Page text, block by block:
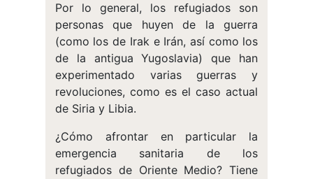
Por lo general, los refugiados son
personas que huyen de la guerra
(como los de Irak e Irán, así como los
de la antigua Yugoslavia) que han
experimentado varias guerras y
revoluciones, como es el caso actual
de Siria y Libia.
¿Cómo afrontar en particular la
emergencia sanitaria de los
refugiados de Oriente Medio? Tiene